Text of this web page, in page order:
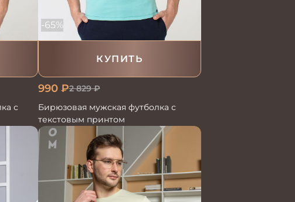
с
КУПИТЬ
-65%
990₽2 829₽
Бирюзовая мужская футболка с
текстовым принтом